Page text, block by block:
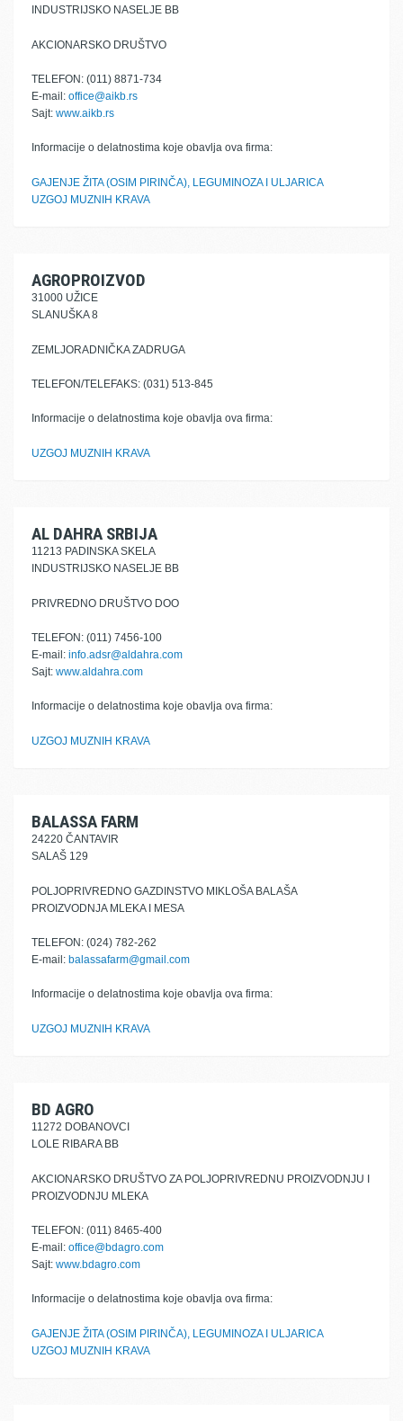
INDUSTRIJSKO NASELJE BB
AKCIONARSKO DRUŠTVO
TELEFON: (011) 8871-734
E-mail: office@aikb.rs
Sajt: www.aikb.rs
Informacije o delatnostima koje obavlja ova firma:
GAJENJE ŽITA (OSIM PIRINČA), LEGUMINOZA I ULJARICA
UZGOJ MUZNIH KRAVA
AGROPROIZVOD
31000 UŽICE
SLANUŠKA 8
ZEMLJORADNIČKA ZADRUGA
TELEFON/TELEFAKS: (031) 513-845
Informacije o delatnostima koje obavlja ova firma:
UZGOJ MUZNIH KRAVA
AL DAHRA SRBIJA
11213 PADINSKA SKELA
INDUSTRIJSKO NASELJE BB
PRIVREDNO DRUŠTVO DOO
TELEFON: (011) 7456-100
E-mail: info.adsr@aldahra.com
Sajt: www.aldahra.com
Informacije o delatnostima koje obavlja ova firma:
UZGOJ MUZNIH KRAVA
BALASSA FARM
24220 ČANTAVIR
SALAŠ 129
POLJOPRIVREDNO GAZDINSTVO MIKLOŠA BALAŠA
PROIZVODNJA MLEKA I MESA
TELEFON: (024) 782-262
E-mail: balassafarm@gmail.com
Informacije o delatnostima koje obavlja ova firma:
UZGOJ MUZNIH KRAVA
BD AGRO
11272 DOBANOVCI
LOLE RIBARA BB
AKCIONARSKO DRUŠTVO ZA POLJOPRIVREDNU PROIZVODNJU I
PROIZVODNJU MLEKA
TELEFON: (011) 8465-400
E-mail: office@bdagro.com
Sajt: www.bdagro.com
Informacije o delatnostima koje obavlja ova firma:
GAJENJE ŽITA (OSIM PIRINČA), LEGUMINOZA I ULJARICA
UZGOJ MUZNIH KRAVA